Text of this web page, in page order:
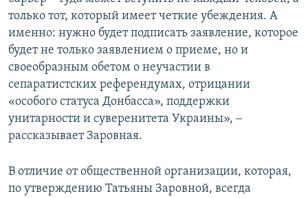
только тот, который имеет четкие убеждения. А
именно: нужно будет подписать заявление, которое
будет не только заявлением о приеме, но и
своеобразным обетом о неучастии в
сепаратистских референдумах, отрицании
«особого статуса Донбасса», поддержки
унитарности и суверенитета Украины», ‒
рассказывает Заровная.
В отличие от общественной организации, которая,
по утверждению Татьяны Заровной, всегда